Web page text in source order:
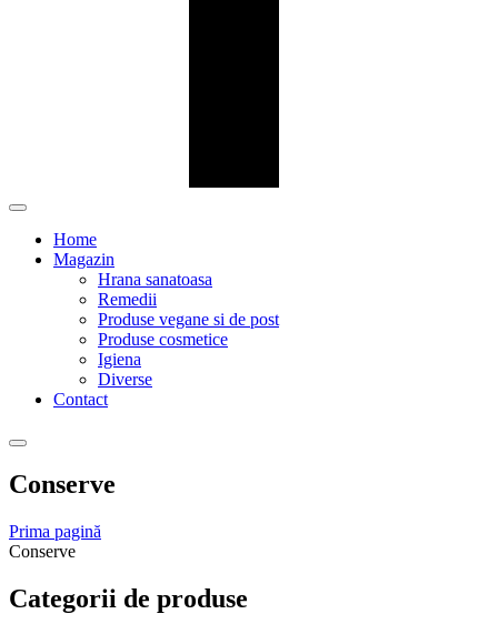
Home
Magazin
Hrana sanatoasa
Remedii
Produse vegane si de post
Produse cosmetice
Igiena
Diverse
Contact
Conserve
Prima pagină
Conserve
Categorii de produse